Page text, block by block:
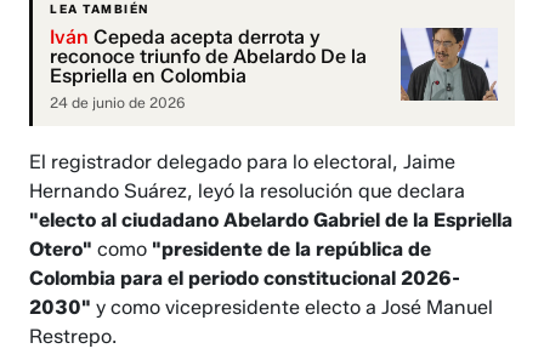
LEA TAMBIÉN
Iván Cepeda acepta derrota y
reconoce triunfo de Abelardo De la
Espriella en Colombia
24 de junio de 2026
El registrador delegado para lo electoral, Jaime
Hernando Suárez, leyó la resolución que declara
"electo al ciudadano Abelardo Gabriel de la Espriella
Otero"como "presidente de la república de
Colombia para el periodo constitucional 2026-
2030" y como vicepresidente electo a José Manuel
Restrepo.